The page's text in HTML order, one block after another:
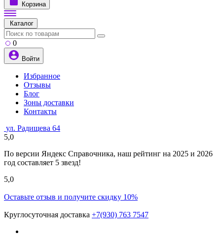
Корзина
Каталог
0
Войти
Избранное
Отзывы
Блог
Зоны доставки
Контакты
ул. Радищева 64
5,0
По версии Яндекс Справочника, наш рейтинг на 2025 и 2026
год составляет 5 звезд!
5,0
Оставьте отзыв и получите скидку 10%
Круглосуточная доставка +7(930) 763 7547